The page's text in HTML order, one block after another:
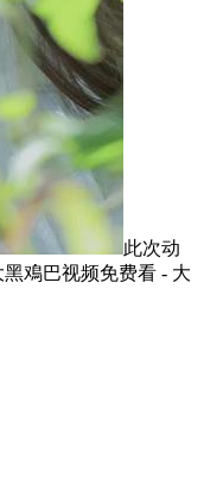
此次动
鳮巴视频免费看 - 大